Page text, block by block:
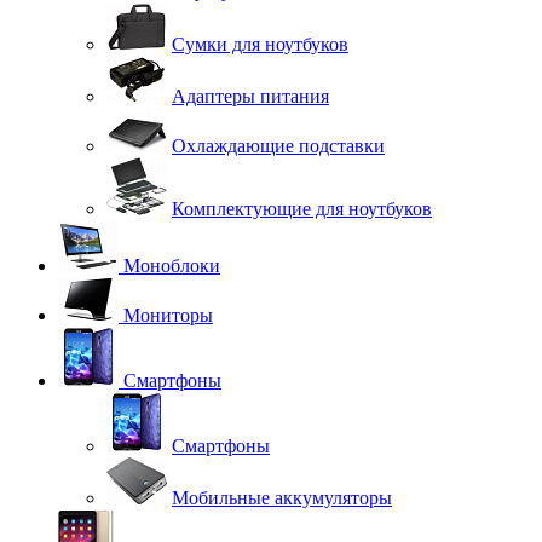
Сумки для ноутбуков
Адаптеры питания
Охлаждающие подставки
Комплектующие для ноутбуков
Моноблоки
Мониторы
Смартфоны
Смартфоны
Мобильные аккумуляторы